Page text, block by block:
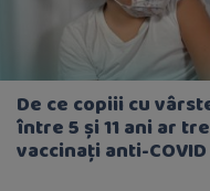
De ce copiii cu
între 5 și 11 ani ar
vaccinați anti-COVID